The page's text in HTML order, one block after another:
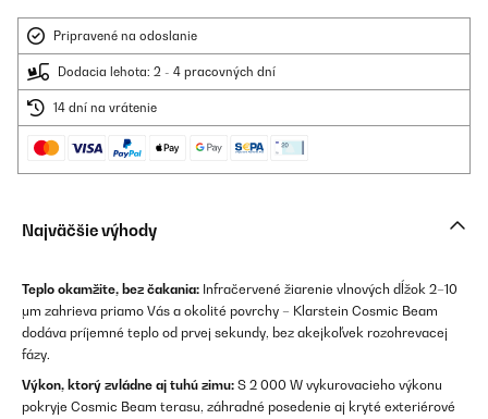
Pripravené na odoslanie
Dodacia lehota: 2 - 4 pracovných dní
14 dní na vrátenie
Najväčšie výhody
Teplo okamžite, bez čakania: Infračervené žiarenie vlnových dĺžok 2–10
μm zahrieva priamo Vás a okolité povrchy – Klarstein Cosmic Beam
dodáva príjemné teplo od prvej sekundy, bez akejkoľvek rozohrevacej
fázy.
Výkon, ktorý zvládne aj tuhú zimu: S 2 000 W vykurovacieho výkonu
pokryje Cosmic Beam terasu, záhradné posedenie aj kryté exteriérové